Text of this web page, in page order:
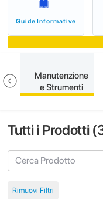
Guide Informative
Manutenzione
e Strumenti
Tutti i Prodotti (